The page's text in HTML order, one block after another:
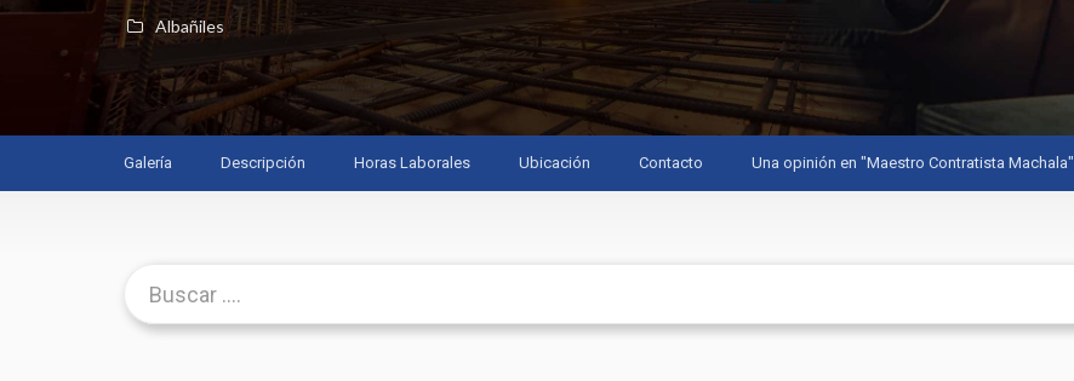
Albañiles
Galería Descripción Horas Laborales Ubicación Contacto Una opinión en "Maestro Contratista Machala"